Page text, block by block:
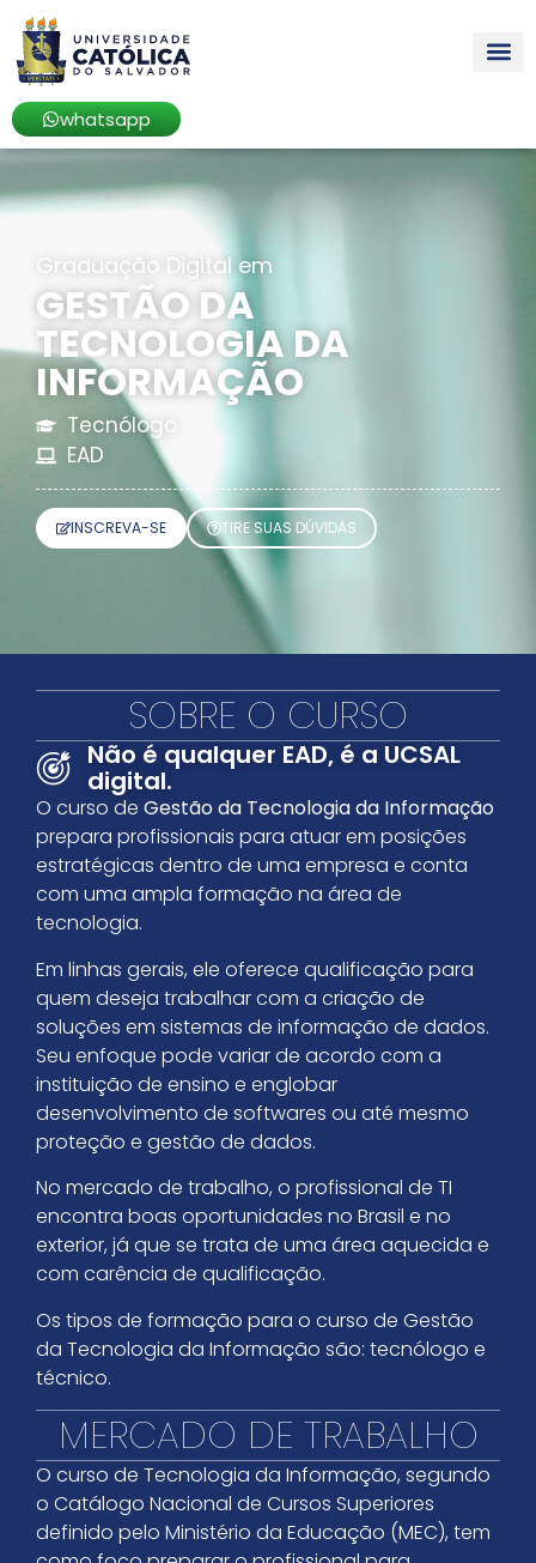
whatsapp
Graduação Digital em
GESTÃO DA
TECNOLOGIA DA
INFORMAÇÃO
Tecnólogo
EAD
INSCREVA-SE TIRE SUAS DÚVIDAS
SOBRE O CURSO
Não é qualquer EAD, é a UCSAL
digital.
O curso de Gestão da Tecnologia da Informação
prepara profissionais para atuar em posições
estratégicas dentro de uma empresa e conta
com uma ampla formação na área de
tecnologia.
Em linhas gerais, ele oferece qualificação para
quem deseja trabalhar com a criação de
soluções em sistemas de informação de dados.
Seu enfoque pode variar de acordo com a
instituição de ensino e englobar
desenvolvimento de softwares ou até mesmo
proteção e gestão de dados.
No mercado de trabalho, o profissional de TI
encontra boas oportunidades no Brasil e no
exterior, já que se trata de uma área aquecida e
com carência de qualificação.
Os tipos de formação para o curso de Gestão
da Tecnologia da Informação são: tecnólogo e
técnico.
MERCADO DE TRABALHO
O curso de Tecnologia da Informação, segundo
o Catálogo Nacional de Cursos Superiores
definido pelo Ministério da Educação (MEC), tem